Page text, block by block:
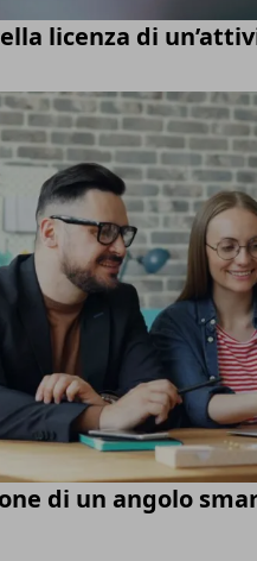
licenza di
di un angolo